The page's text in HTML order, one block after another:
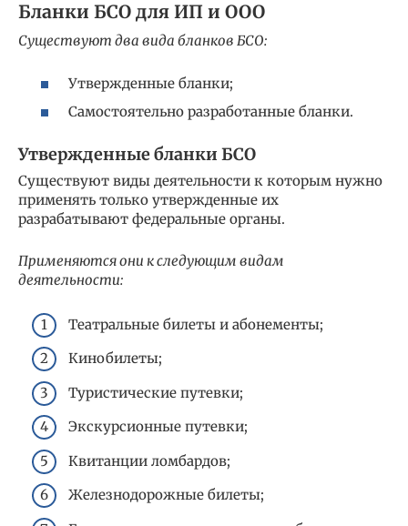
Бланки БСО для ИП и ООО
Существуют два вида бланков БСО:
Утвержденные бланки;
Самостоятельно разработанные бланки.
Утвержденные бланки БСО
Существуют виды деятельности к которым нужно
применять только утвержденные их
разрабатывают федеральные органы.
Применяются они к следующим видам
деятельности:
Театральные билеты и абонементы;
Кинобилеты;
Туристические путевки;
Экскурсионные путевки;
Квитанции ломбардов;
Железнодорожные билеты;